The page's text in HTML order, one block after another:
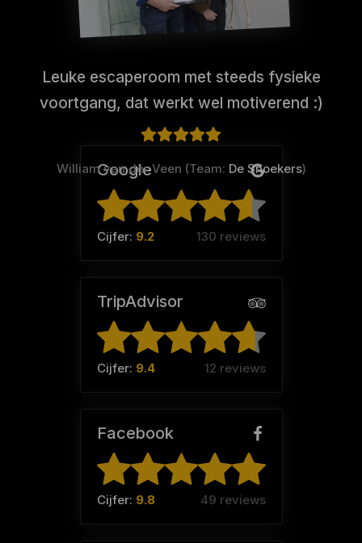
Leuke escaperoom met steeds fysieke
voortgang, dat werkt wel motiverend :)
William van der Veen (Team: De Snoekers)
Google
Cijfer: 9.2 130 reviews
TripAdvisor
Cijfer: 9.4 12 reviews
Facebook
Cijfer: 9.8 49 reviews